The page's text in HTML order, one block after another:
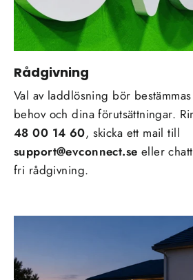
Rådgivning
Val av laddlösning bör
behov och dina förutsättningar.
48 00 14 60, skicka ett mail till
support@evconnect.se eller
fri rådgivning.